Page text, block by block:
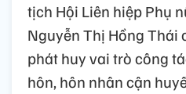
tịch Hội Liên hiệp Phụ
Nguyễn Thị Hồng Thái
phát huy vai trò công
hôn, hôn nhân cận